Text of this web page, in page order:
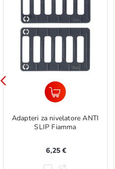
Adapteri za nivelatore ANTI
SLIP Fiamma
6,25 €